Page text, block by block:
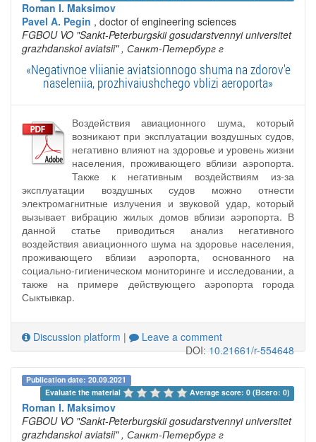
Roman I. Maksimov
Pavel A. Pegin , doctor of engineering sciences
FGBOU VO "Sankt-Peterburgskii gosudarstvennyi universitet
grazhdanskoi aviatsii" , Санкт-Петербург г
«Negativnoe vliianie aviatsionnogo shuma na zdorov'e
naseleniia, prozhivaiushchego vblizi aeroporta»
Воздействия авиационного шума, который
возникают при эксплуатации воздушных судов,
негативно влияют на здоровье и уровень жизни
населения, проживающего вблизи аэропорта.
Также к негативным воздействиям из-за
эксплуатации воздушных судов можно отнести
электромагнитные излучения и звуковой удар, который
вызывает вибрацию жилых домов вблизи аэропорта. В
данной статье приводиться анализ негативного
воздействия авиационного шума на здоровье населения,
проживающего вблизи аэропорта, основанного на
социально-гигиеническом мониторинге и исследовании, а
также на примере действующего аэропорта города
Сыктывкар.
Discussion platform |
Leave a comment
DOI:10.21661/r-554648
Publication date: 20.09.2021
Evaluate the material
Average score: 0 (Всего: 0)
Roman I. Maksimov
FGBOU VO "Sankt-Peterburgskii gosudarstvennyi universitet
grazhdanskoi aviatsii" , Санкт-Петербург г